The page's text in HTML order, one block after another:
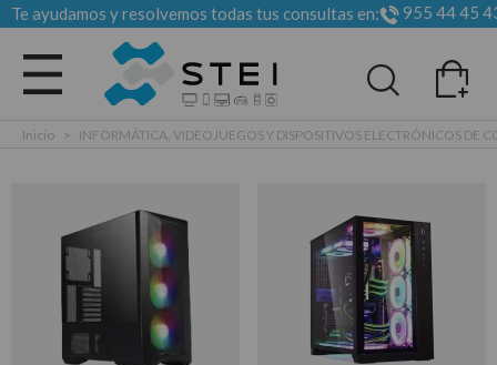
Te ayudamos y resolvemos todas tus consultas en: 955 44 45
Todas las categorias
Inicio > INFORMÁTICA, VIDEOJUEGOS Y DISPOSITIVOS ELECTRÓNICOS DE